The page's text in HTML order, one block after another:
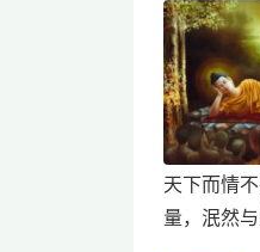
天下而情
量，泯然